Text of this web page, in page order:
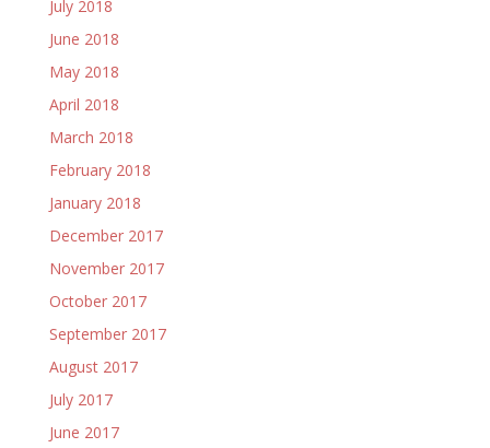
July 2018
June 2018
May 2018
April 2018
March 2018
February 2018
January 2018
December 2017
November 2017
October 2017
September 2017
August 2017
July 2017
June 2017